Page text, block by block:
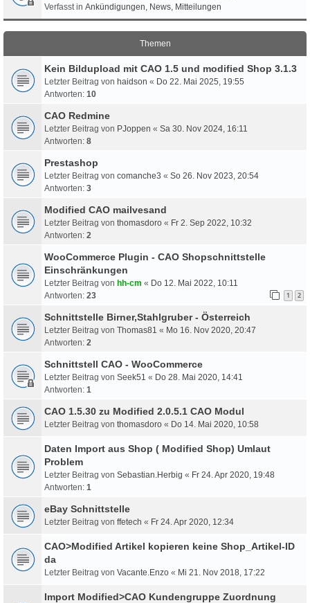
Verfasst in Ankündigungen, News, Mitteilungen
Themen
Kein Bildupload mit CAO 1.5 und modified Shop 3.1.3
Letzter Beitrag von haidson « Do 22. Mai 2025, 19:55
Antworten: 10
CAO Redmine
Letzter Beitrag von PJoppen « Sa 30. Nov 2024, 16:11
Antworten: 8
Prestashop
Letzter Beitrag von comanche3 « So 26. Nov 2023, 20:54
Antworten: 3
Modified CAO mailvesand
Letzter Beitrag von thomasdoro « Fr 2. Sep 2022, 10:32
Antworten: 2
WooCommerce Plugin - CAO Shopschnittstelle
Einschränkungen
Letzter Beitrag von hh-cm « Do 12. Mai 2022, 10:11
Antworten: 23 1 2
Schnittstelle Birner,Stahlgruber - Österreich
Letzter Beitrag von Thomas81 « Mo 16. Nov 2020, 20:47
Antworten: 2
Schnittstell CAO - WooCommerce
Letzter Beitrag von Seek51 « Do 28. Mai 2020, 14:41
Antworten: 1
CAO 1.5.30 zu Modified 2.0.5.1 CAO Modul
Letzter Beitrag von thomasdoro « Do 14. Mai 2020, 10:58
Daten Import aus Shop ( Modified Shop) Umlaut
Problem
Letzter Beitrag von Sebastian.Herbig « Fr 24. Apr 2020, 19:48
Antworten: 1
eBay Schnittstelle
Letzter Beitrag von ffetech « Fr 24. Apr 2020, 12:34
CAO>Modified Artikel kopieren keine Shop_Artikel-ID
da
Letzter Beitrag von Vacante.Enzo « Mi 21. Nov 2018, 17:22
Import Modified>CAO Kundengruppe Zuordnung